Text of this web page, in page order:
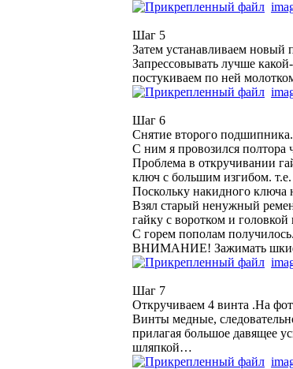
Шаг 5
Затем устанавливаем новый
Запрессовывать лучше
постукиваем по ней
Шаг 6
Снятие второго подшипника.
С ним я провозился полтора
Проблема в откручивании
ключ с большим изгибом.
Поскольку накидного ключа
Взял старый ненужный
гайку с воротком и головкой
С горем пополам получилось.
ВНИМАНИЕ! Зажимать шкиф
Шаг 7
Откручиваем 4 винта .На
Винты медные,
прилагая большое давящее
шляпкой…